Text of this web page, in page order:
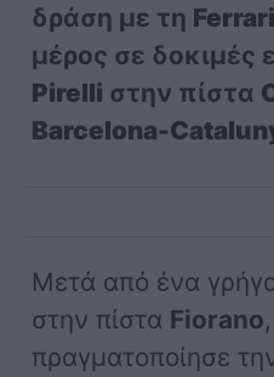
δράση με τη Ferrari
μέρος σε δοκιμές
Pirelli στην πίστα
Barcelona-
Μετά από ένα
στην πίστα Fiorano
πραγματοποίησε